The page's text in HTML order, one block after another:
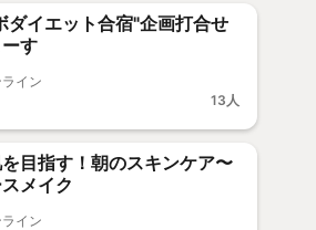
ダイエット合宿"企画打合せ
す
イン
13人
目指す！朝のスキンケア〜
メイク
イン